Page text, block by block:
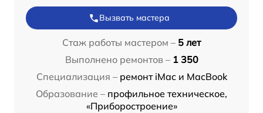
Вызвать мастера
Стаж работы мастером – 5 лет
Выполнено ремонтов – 1 350
Специализация – ремонт iMac и MacBook
Образование – профильное техническое,
«Приборостроение»